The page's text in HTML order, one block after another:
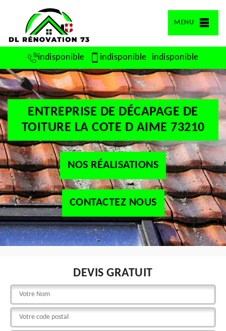
MENU
indisponible indisponible indisponible
ENTREPRISE DE DÉCAPAGE DE
TOITURE LA COTE D AIME 73210
NOS RÉALISATIONS
CONTACTEZ NOUS
DEVIS GRATUIT